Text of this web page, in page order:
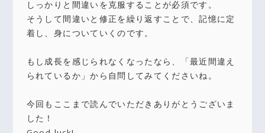
しっかりと間違いを克服することが必須です。
そうして間違いと修正を繰り返すことで、記憶に定
着し、身についていくのです。
もし成長を感じられなくなったなら、「最近間違え
られているか」から自問してみてくださいね。
今回もここまで読んでいただきありがとうございま
した！